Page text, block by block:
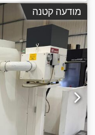
מודעה קטנה